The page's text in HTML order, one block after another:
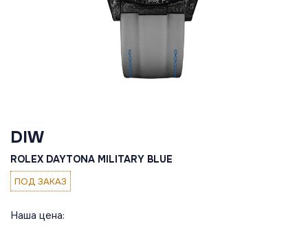
DIW
ROLEX DAYTONA MILITARY BLUE
ПОД ЗАКАЗ
Наша цена: